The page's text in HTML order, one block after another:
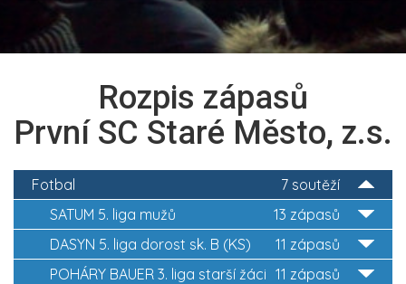
Rozpis zápasů
První SC Staré Město, z.s.
7 soutěží
Fotbal
13 zápasů
SATUM 5. liga mužů
11 zápasů
DASYN 5. liga dorost sk. B (KS)
11 zápasů
POHÁRY BAUER 3. liga starší žáci